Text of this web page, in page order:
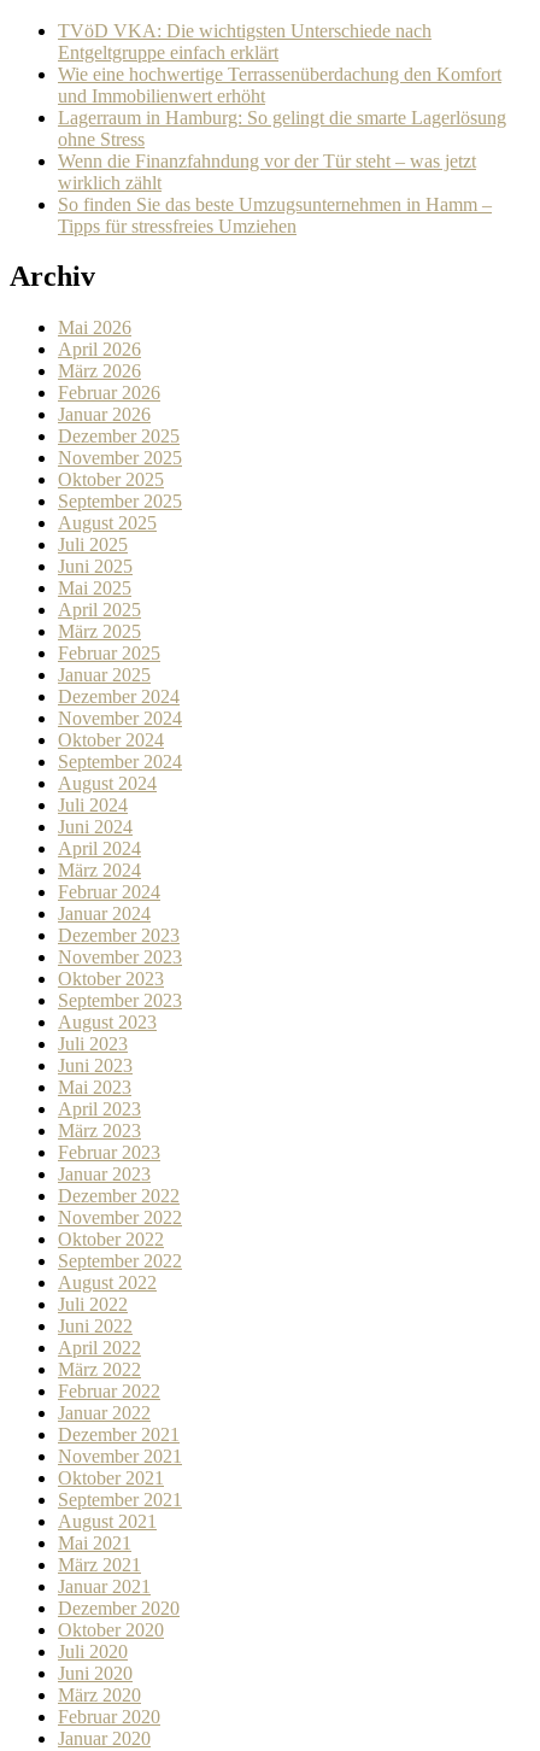
TVöD VKA: Die wichtigsten Unterschiede nach
Entgeltgruppe einfach erklärt
Wie eine hochwertige Terrassenüberdachung den Komfort
und Immobilienwert erhöht
Lagerraum in Hamburg: So gelingt die smarte Lagerlösung
ohne Stress
Wenn die Finanzfahndung vor der Tür steht – was jetzt
wirklich zählt
So finden Sie das beste Umzugsunternehmen in Hamm –
Tipps für stressfreies Umziehen
Archiv
Mai 2026
April 2026
März 2026
Februar 2026
Januar 2026
Dezember 2025
November 2025
Oktober 2025
September 2025
August 2025
Juli 2025
Juni 2025
Mai 2025
April 2025
März 2025
Februar 2025
Januar 2025
Dezember 2024
November 2024
Oktober 2024
September 2024
August 2024
Juli 2024
Juni 2024
April 2024
März 2024
Februar 2024
Januar 2024
Dezember 2023
November 2023
Oktober 2023
September 2023
August 2023
Juli 2023
Juni 2023
Mai 2023
April 2023
März 2023
Februar 2023
Januar 2023
Dezember 2022
November 2022
Oktober 2022
September 2022
August 2022
Juli 2022
Juni 2022
April 2022
März 2022
Februar 2022
Januar 2022
Dezember 2021
November 2021
Oktober 2021
September 2021
August 2021
Mai 2021
März 2021
Januar 2021
Dezember 2020
Oktober 2020
Juli 2020
Juni 2020
März 2020
Februar 2020
Januar 2020